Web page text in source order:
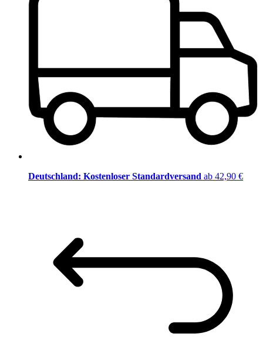
Deutschland: Kostenloser Standardversand ab 42,90 €